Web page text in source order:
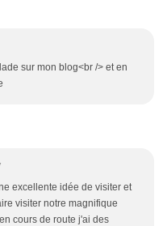
sur mon blog<br /> et en
excellente idée de visiter et
visiter notre magnifique
cours de route j'ai des